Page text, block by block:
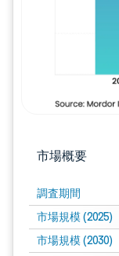
市場概要
調査期間
市場規模 (2025)
市場規模 (2030)